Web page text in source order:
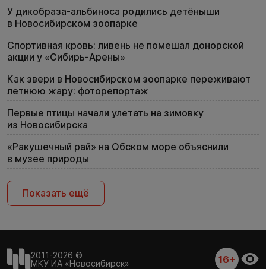
У дикобраза-альбиноса родились детёныши
в Новосибирском зоопарке
Спортивная кровь: ливень не помешал донорской
акции у «Сибирь-Арены»
Как звери в Новосибирском зоопарке переживают
летнюю жару: фоторепортаж
Первые птицы начали улетать на зимовку
из Новосибирска
«Ракушечный рай» на Обском море объяснили
в музее природы
Показать ещё
2011-2026 ©
МКУ ИА «Новосибирск»
16+